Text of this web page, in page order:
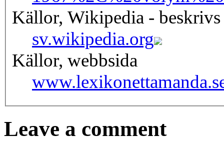
Källor, Wikipedia - beskrivs
sv.wikipedia.org
Källor, webbsida
Leave a comment